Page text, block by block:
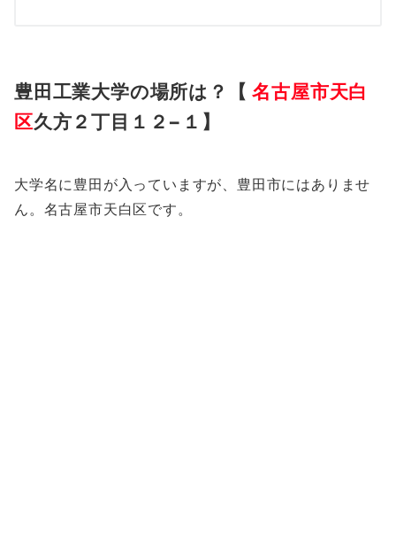
豊田工業大学の場所は？【名古屋市天白
区久方２丁目１２−１】
大学名に豊田が入っていますが、豊田市にはありませ
ん。名古屋市天白区です。